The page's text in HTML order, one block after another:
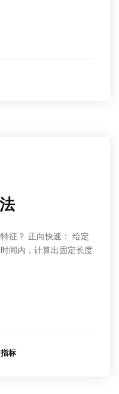
征？ 正向快速： 给定
间内，计算出固定长度
标